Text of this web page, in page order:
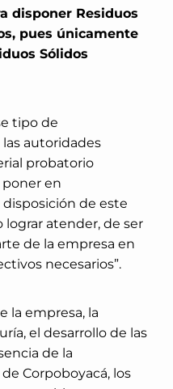
disponer Residuos
pues únicamente
Sólidos
tipo de
las autoridades
probatorio
en
de este
atender, de ser
de la empresa en
necesarios”.
la empresa, la
el desarrollo de las
de la
Corpoboyacá, los